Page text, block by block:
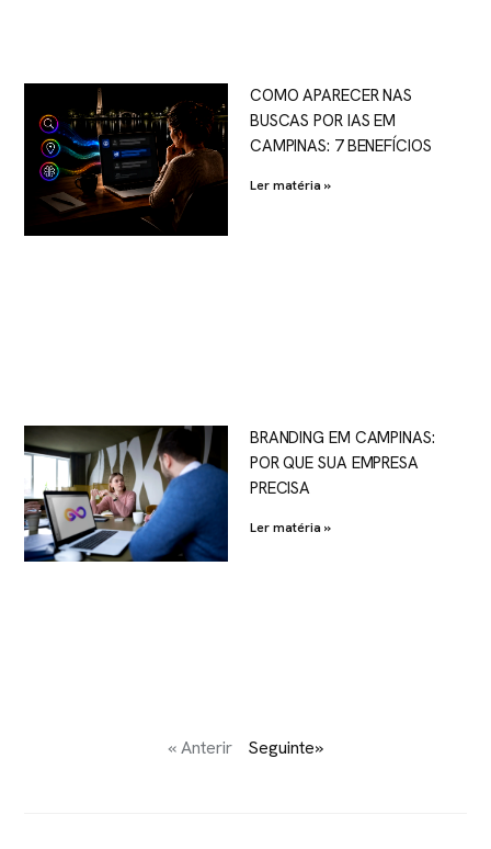
COMO APARECER NAS
BUSCAS POR IAS EM
CAMPINAS: 7 BENEFÍCIOS
Ler matéria »
BRANDING EM CAMPINAS:
POR QUE SUA EMPRESA
PRECISA
Ler matéria »
« Anterir Seguinte»